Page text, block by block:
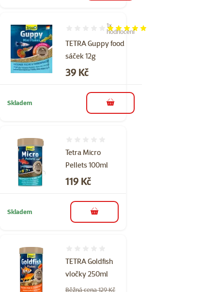
TETRA Guppy food
sáček 12g
Hodnocení 100%, počet hodnocení: 1
1×
hodnocení
Cena
39 Kč
Skladem do košíku
Tetra Micro
Pellets 100ml
Cena
119 Kč
Skladem do košíku
TETRA Goldfish
vločky 250ml
Běžná cena 129 Kč